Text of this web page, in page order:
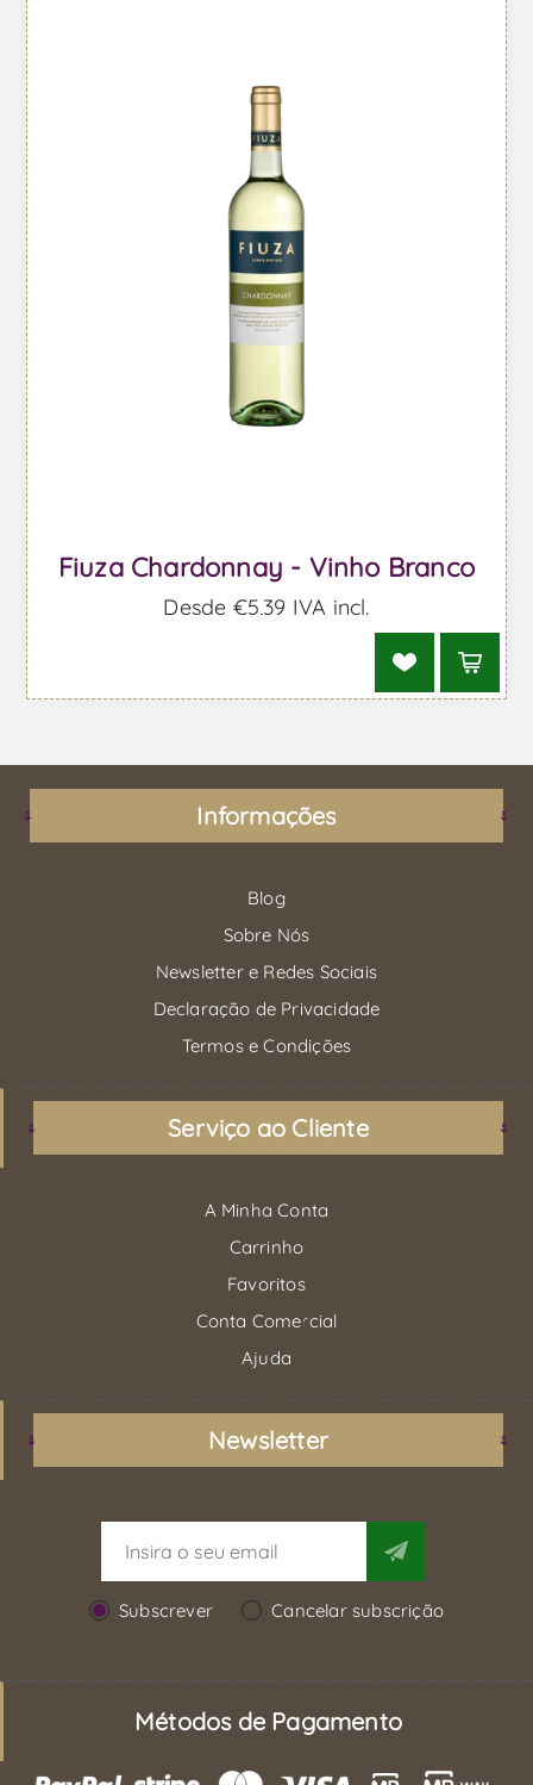
Fiuza Chardonnay - Vinho Branco
Desde €5,39 IVA incl.
Informações
Blog
Sobre Nós
Newsletter e Redes Sociais
Declaração de Privacidade
Termos e Condições
Serviço ao Cliente
A Minha Conta
Carrinho
Favoritos
Conta Comercial
Ajuda
Newsletter
Subscrever Cancelar subscrição
Métodos de Pagamento